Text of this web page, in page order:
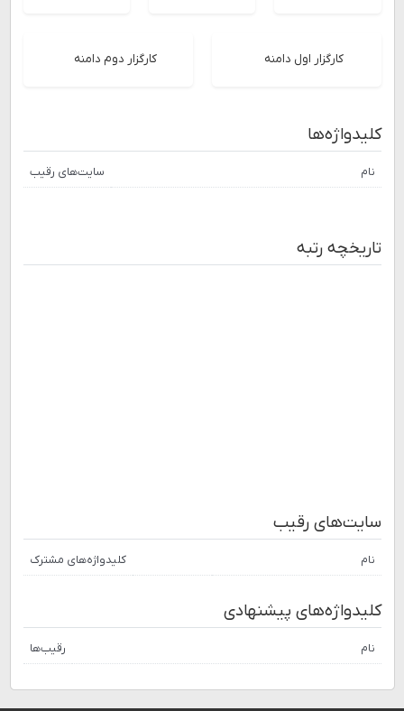
کارگزار اول دامنه کارگزار دوم دامنه
کلیدواژه‌ها
نام سایت‌های رقیب
تاریخچه رتبه
سایت‌های رقیب
نام کلیدواژه‌های مشترک
کلیدواژه‌های پیشنهادی
نام رقیب‌ها